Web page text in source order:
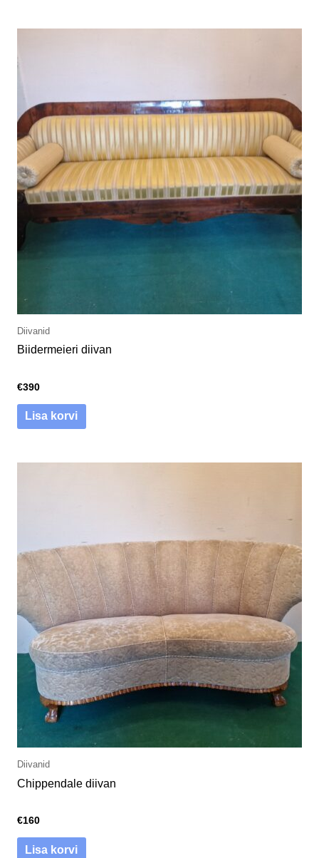
Diivanid
Biidermeieri diivan
€390
Lisa korvi
Diivanid
Chippendale diivan
€160
Lisa korvi